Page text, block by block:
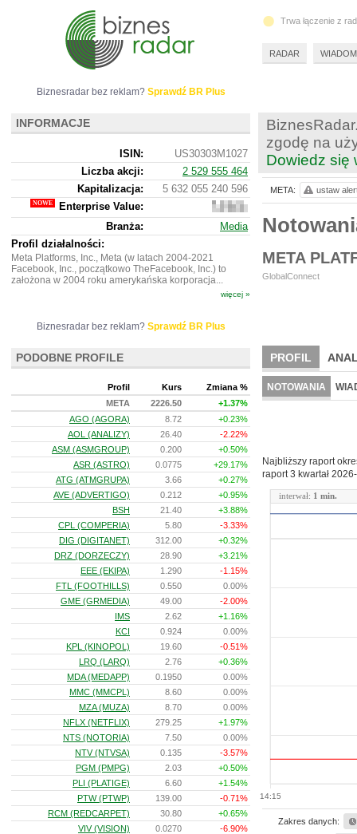
zgodę na
Dowiedz się
META
GlobalConnect
PROFIL
BR LAB
NOTOWANIA
Najbliższy raport
raport 3 kwartał
14:15
interwał: 1 min.
Zakres danych:
META: ustaw
Biznesradar bez reklam? Sprawdź BR Plus
INFORMACJE
ISIN:
US30303M1027
Liczba akcji:
2 529 555 464
Kapitalizacja:
5 632 055 240 596
Enterprise Value:
5
869
008
Branża:
Media
Profil działalności:
Meta Platforms, Inc., Meta (w latach 2004-2021
Facebook, Inc., początkowo TheFacebook, Inc.) to
założona w 2004 roku amerykańska korporacja...
więcej »
Biznesradar bez reklam? Sprawdź BR Plus
PODOBNE PROFILE
Profil Kurs
Zmiana %
META
2226.50
+1.37%
AGO (AGORA)
8.72
+0.23%
AOL (ANALIZY)
26.40
-2.22%
ASM (ASMGROUP)
0.200
+0.50%
ASR (ASTRO)
0.0775
+29.17%
ATG (ATMGRUPA)
3.66
+0.27%
AVE (ADVERTIGO)
0.212
+0.95%
BSH
21.40
+3.88%
CPL (COMPERIA)
5.80
-3.33%
DIG (DIGITANET)
312.00
+0.32%
DRZ (DORZECZY)
28.90
+3.21%
EEE (EKIPA)
1.290
-1.15%
FTL (FOOTHILLS)
0.550
0.00%
GME (GRMEDIA)
49.00
-2.00%
IMS
2.62
+1.16%
KCI
0.924
0.00%
KPL (KINOPOL)
19.60
-0.51%
LRQ (LARQ)
2.76
+0.36%
MDA (MEDAPP)
0.1950
0.00%
MMC (MMCPL)
8.60
0.00%
MZA (MUZA)
8.70
0.00%
NFLX (NETFLIX)
279.25
+1.97%
NTS (NOTORIA)
7.50
0.00%
NTV (NTVSA)
0.135
-3.57%
PGM (PMPG)
2.03
+0.50%
PLI (PLATIGE)
6.60
+1.54%
PTW (PTWP)
139.00
-0.71%
RCM (REDCARPET)
30.80
+0.65%
VIV (VISION)
0.0270
-6.90%
Trwa łączenie z
RADAR